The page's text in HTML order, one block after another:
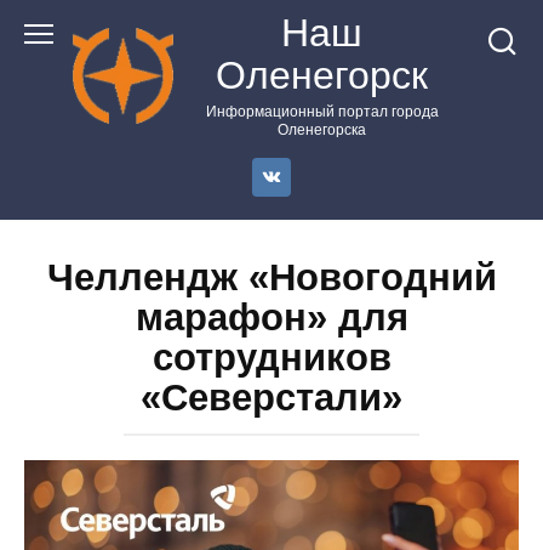
контенту
Наш
Оленегорск
Информационный портал города
Оленегорска
Челлендж «Новогодний
марафон» для
сотрудников
«Северстали»